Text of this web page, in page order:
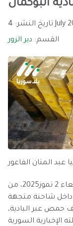
البوكمال
تاريخ النشر: 4 July
القسم: دير الزور
عبد المنان الفاعور
تمكّنت مديرية أمن البوكمال، يوم أمس الأربعاء 2 تموز2025، من
داخل شاحنة متجهة
حمص عبر البادية،